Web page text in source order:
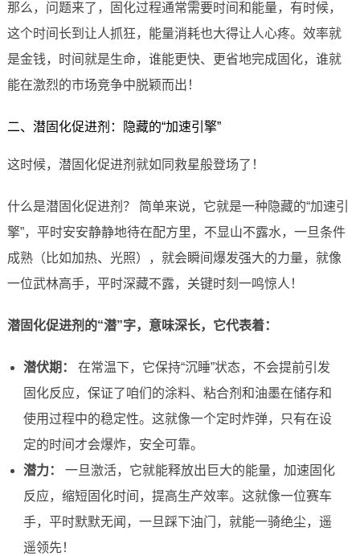
那么，问题来了，固化过程通常需要时间和能量，有时候，
这个时间长到让人抓狂，能量消耗也大得让人心疼。效率就
是金钱，时间就是生命，谁能更快、更省地完成固化，谁就
能在激烈的市场竞争中脱颖而出！
二、潜固化促进剂：隐藏的“加速引擎”
这时候，潜固化促进剂就如同救星般登场了！
什么是潜固化促进剂？ 简单来说，它就是一种隐藏的“加速引
擎”，平时安安静静地待在配方里，不显山不露水，一旦条件
成熟（比如加热、光照），就会瞬间爆发强大的力量，就像
一位武林高手，平时深藏不露，关键时刻一鸣惊人！
潜固化促进剂的“潜”字，意味深长，它代表着：
潜伏期：
在常温下，它保持“沉睡”状态，不会提前引发
固化反应，保证了咱们的涂料、粘合剂和油墨在储存和
使用过程中的稳定性。这就像一个定时炸弹，只有在设
定的时间才会爆炸，安全可靠。
潜力：
一旦激活，它就能释放出巨大的能量，加速固化
反应，缩短固化时间，提高生产效率。这就像一位赛车
手，平时默默无闻，一旦踩下油门，就能一骑绝尘，遥
遥领先！